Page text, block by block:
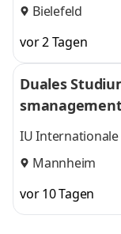
Bielefeld
vor 2 Tagen
Duales
l
IU
Mannheim
vor 10 Tagen